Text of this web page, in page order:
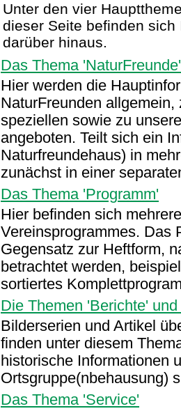
Unter den vier
dieser Seite befinden
darüber hinaus.
Das Thema 'NaturFreunde'
Hier werden die
NaturFreunden
speziellen sowie zu
angeboten. Teilt sich ein
Naturfreundehaus) in
zunächst in einer
Das Thema 'Programm'
Hier befinden sich
Vereinsprogrammes. Das
Gegensatz zur Heftform,
betrachtet werden,
sortiertes
Die Themen 'Berichte'
Bilderserien und Artikel
finden unter diesem
historische Informationen
Ortsgruppe(nbehausung)
Das Thema 'Service'